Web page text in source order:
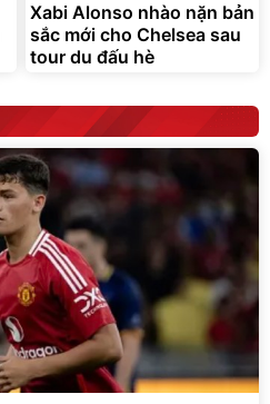
Xabi Alonso nhào nặn bản
sắc mới cho Chelsea sau
tour du đấu hè